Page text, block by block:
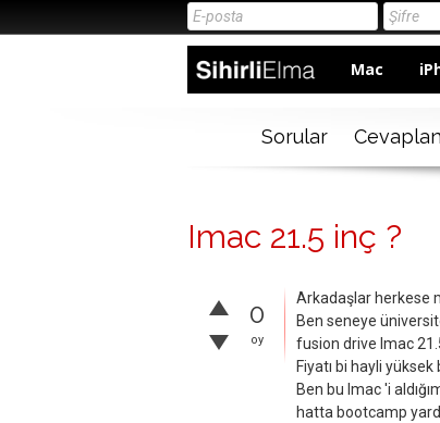
Mac
Sorular
Imac 21.5 inç ?
0
oy
Arkadaşlar herkese
Ben seneye
fusion drive Imac
Fiyatı bi hayli
Ben bu Imac 'i
hatta bootcamp